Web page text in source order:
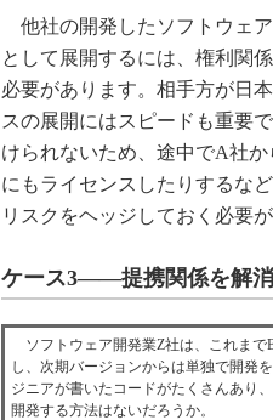
他社の開発したソフトウェ
として展開するには、権利関
必要があります。相手方が日
スの展開にはスピードも重要
けられないため、途中でA社
にもライセンスしたりするな
リスクをヘッジしておく必要が
ケース3――提携関係を解
ソフトウェア開発業Z社は、これまで
し、次期バージョンからは単独で開発
ジニアが書いたコードがたくさんあり
開発する方法はないだろうか。